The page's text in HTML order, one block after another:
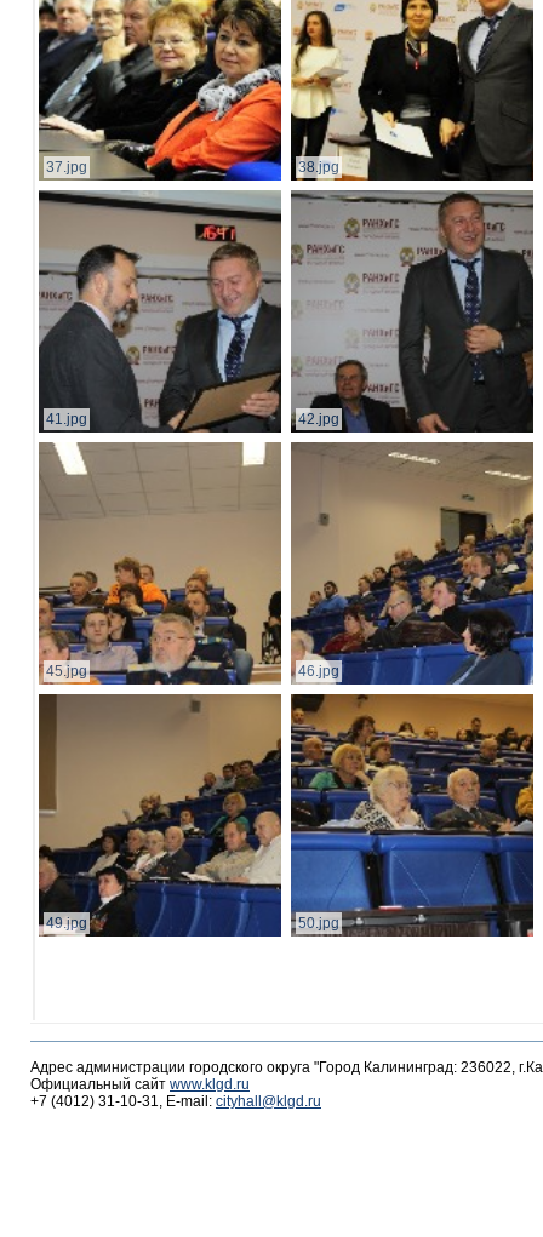
37.jpg 38.jpg
41.jpg 42.jpg
45.jpg 46.jpg
49.jpg 50.jpg
Адрес администрации городского округа "Город Калининград: 236022,
Официальный сайт www.klgd.ru
+7 (4012) 31-10-31, E-mail: cityhall@klgd.ru